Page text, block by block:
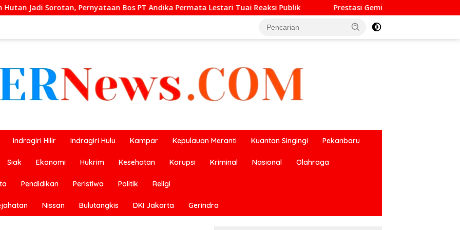
Bos PT Andika Permata Lestari Tuai Reaksi Publik Prestasi Gemilang O2SN, UPT SMP Negeri 2 Bangkinang Kota
Indragiri Hilir Indragiri Hulu Kampar Kepulauan Meranti Kuantan Singingi Pekanbaru
Siak Ekonomi Hukrim Kesehatan Korupsi Kriminal Nasional Olahraga
Pendidikan Peristiwa Politik Religi
Nissan Bulutangkis DKI Jakarta Gerindra